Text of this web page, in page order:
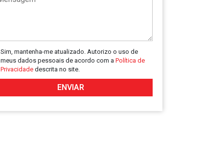
Sim, mantenha-me atualizado. Autorizo o uso de
meus dados pessoais de acordo com a Política de
Privacidade descrita no site.
ENVIAR